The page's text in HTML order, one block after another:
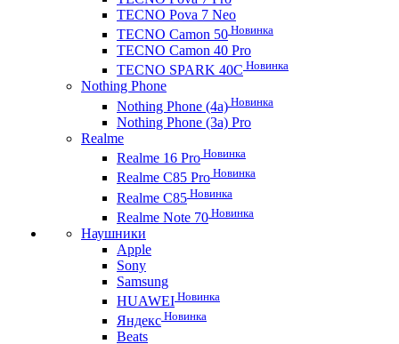
TECNO Pova 7 Neo
TECNO Camon 50 Новинка
TECNO Camon 40 Pro
TECNO SPARK 40C Новинка
Nothing Phone
Nothing Phone (4a) Новинка
Nothing Phone (3a) Pro
Realme
Realme 16 Pro Новинка
Realme C85 Pro Новинка
Realme C85 Новинка
Realme Note 70 Новинка
Наушники
Apple
Sony
Samsung
HUAWEI Новинка
Яндекс Новинка
Beats